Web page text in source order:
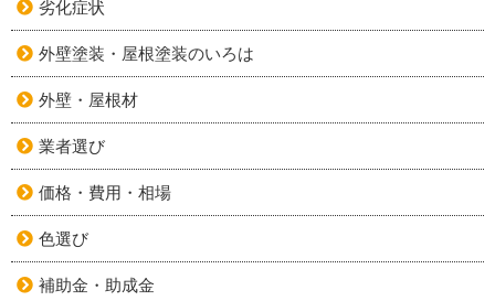
劣化症状
外壁塗装・屋根塗装のいろは
外壁・屋根材
業者選び
価格・費用・相場
色選び
補助金・助成金